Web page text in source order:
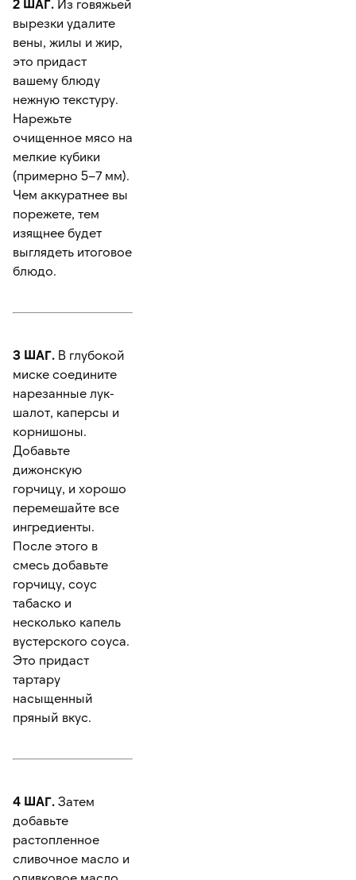
2 ШАГ. Из говяжьей
вырезки удалите
вены, жилы и жир,
это придаст
вашему блюду
нежную текстуру.
Нарежьте
очищенное мясо на
мелкие кубики
(примерно 5–7 мм).
Чем аккуратнее вы
порежете, тем
изящнее будет
выглядеть итоговое
блюдо.
3 ШАГ. В глубокой
миске соедините
нарезанные лук-
шалот, каперсы и
корнишоны.
Добавьте
дижонскую
горчицу, и хорошо
перемешайте все
ингредиенты.
После этого в
смесь добавьте
горчицу, соус
табаско и
несколько капель
вустерского соуса.
Это придаст
тартару
насыщенный
пряный вкус.
4 ШАГ. Затем
добавьте
растопленное
сливочное масло и